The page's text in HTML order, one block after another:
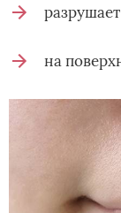
на